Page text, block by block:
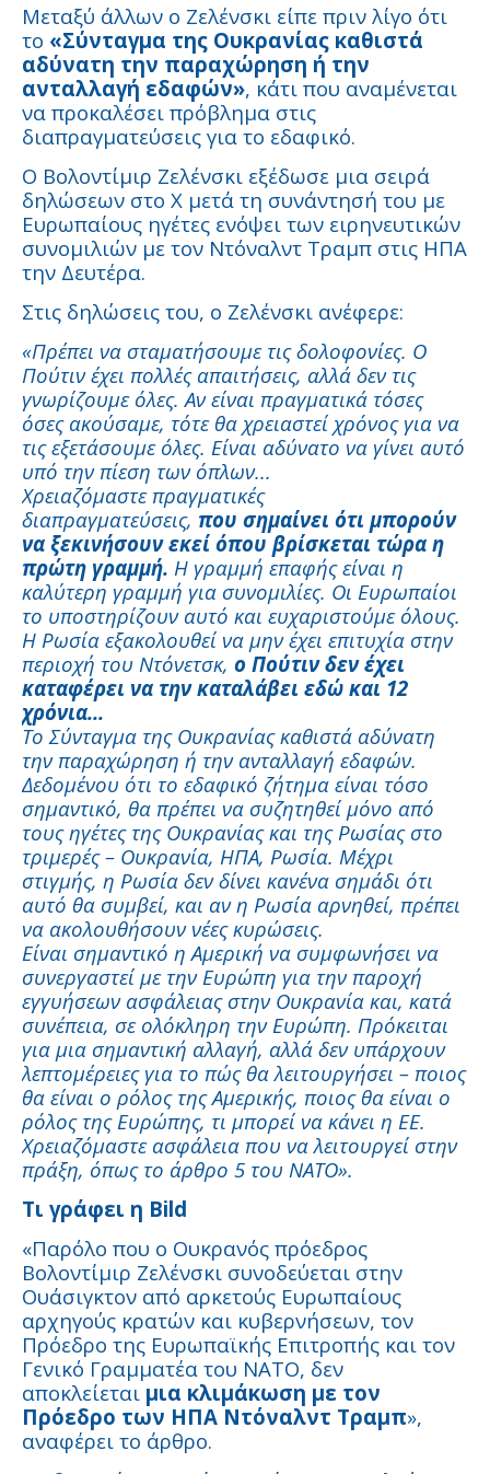
Μεταξύ άλλων ο Ζελένσκι είπε πριν λίγο ότι
το «Σύνταγμα της Ουκρανίας καθιστά
αδύνατη την παραχώρηση ή την
ανταλλαγή εδαφών», κάτι που αναμένεται
να προκαλέσει πρόβλημα στις
διαπραγματεύσεις για το εδαφικό.
Ο Βολοντίμιρ Ζελένσκι εξέδωσε μια σειρά
δηλώσεων στο X μετά τη συνάντησή του με
Ευρωπαίους ηγέτες ενόψει των ειρηνευτικών
συνομιλιών με τον Ντόναλντ Τραμπ στις ΗΠΑ
την Δευτέρα.
Στις δηλώσεις του, ο Ζελένσκι ανέφερε:
«Πρέπει να σταματήσουμε τις δολοφονίες. Ο
Πούτιν έχει πολλές απαιτήσεις, αλλά δεν τις
γνωρίζουμε όλες. Αν είναι πραγματικά τόσες
όσες ακούσαμε, τότε θα χρειαστεί χρόνος για να
τις εξετάσουμε όλες. Είναι αδύνατο να γίνει αυτό
υπό την πίεση των όπλων...
Χρειαζόμαστε πραγματικές
διαπραγματεύσεις, που σημαίνει ότι μπορούν
να ξεκινήσουν εκεί όπου βρίσκεται τώρα η
πρώτη γραμμή. Η γραμμή επαφής είναι η
καλύτερη γραμμή για συνομιλίες. Οι Ευρωπαίοι
το υποστηρίζουν αυτό και ευχαριστούμε όλους.
Η Ρωσία εξακολουθεί να μην έχει επιτυχία στην
περιοχή του Ντόνετσκ, ο Πούτιν δεν έχει
καταφέρει να την καταλάβει εδώ και 12
χρόνια...
Το Σύνταγμα της Ουκρανίας καθιστά αδύνατη
την παραχώρηση ή την ανταλλαγή εδαφών.
Δεδομένου ότι το εδαφικό ζήτημα είναι τόσο
σημαντικό, θα πρέπει να συζητηθεί μόνο από
τους ηγέτες της Ουκρανίας και της Ρωσίας στο
τριμερές – Ουκρανία, ΗΠΑ, Ρωσία. Μέχρι
στιγμής, η Ρωσία δεν δίνει κανένα σημάδι ότι
αυτό θα συμβεί, και αν η Ρωσία αρνηθεί, πρέπει
να ακολουθήσουν νέες κυρώσεις.
Είναι σημαντικό η Αμερική να συμφωνήσει να
συνεργαστεί με την Ευρώπη για την παροχή
εγγυήσεων ασφάλειας στην Ουκρανία και, κατά
συνέπεια, σε ολόκληρη την Ευρώπη. Πρόκειται
για μια σημαντική αλλαγή, αλλά δεν υπάρχουν
λεπτομέρειες για το πώς θα λειτουργήσει – ποιος
θα είναι ο ρόλος της Αμερικής, ποιος θα είναι ο
ρόλος της Ευρώπης, τι μπορεί να κάνει η ΕΕ.
Χρειαζόμαστε ασφάλεια που να λειτουργεί στην
πράξη, όπως το άρθρο 5 του ΝΑΤΟ».
Τι γράφει η Bild
«Παρόλο που ο Ουκρανός πρόεδρος
Βολοντίμιρ Ζελένσκι συνοδεύεται στην
Ουάσιγκτον από αρκετούς Ευρωπαίους
αρχηγούς κρατών και κυβερνήσεων, τον
Πρόεδρο της Ευρωπαϊκής Επιτροπής και τον
Γενικό Γραμματέα του ΝΑΤΟ, δεν
αποκλείεται μια κλιμάκωση με τον
Πρόεδρο των ΗΠΑ Ντόναλντ Τραμπ»,
αναφέρει το άρθρο.